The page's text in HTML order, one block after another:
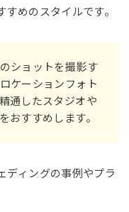
めのスタイルです。
ショットを撮影す
ケーションフォト
通したスタジオや
おすすめします。
ディングの事例やプラ